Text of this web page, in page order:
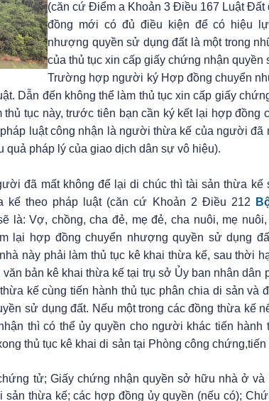
(căn cứ Điểm a Khoản 3 Điều 167 Luật Đất
đồng mới có đủ điều kiện để có hiệu
nhượng quyền sử dụng đấtlà một trong
của thủ tục xin cấp giấy chứng nhận quyền
Trường hợp người ký Hợp đồng chuyển
Dẫn đến không thể làm thủ tục xin cấp giấy
thủ tục này, trước tiên bạn cần ký kết lại hợp đồng
luật công nhận là người thừa kế của người đã
quả pháp lý của giao dịch dân sự vô hiệu).
đã mất không để lại di chúc thì tài sản thừa kế
kế theo pháp luật (căn cứ Khoản 2 Điều 212
là: Vợ, chồng, cha đẻ, mẹ đẻ, cha nuôi, mẹ
lại hợp đồng chuyển nhượng quyền sử dụng
này phải làm thủ tục kê khai thừa kế, sau thời
văn bản kê khai thừa kế tại trụ sở Ủy ban nhân dân
kế cùng tiến hành thủ tục phân chia di sản và
sử dụng đất. Nếu một trong các đồng thừa kế
thì có thể ủy quyền cho người khác tiến hành
thủ tục kê khai di sản tại Phòng công
tử; Giấy chứng nhận quyền sở hữu nhà ở
sản thừa kế; các hợp đồng ủy quyền (nếu có);